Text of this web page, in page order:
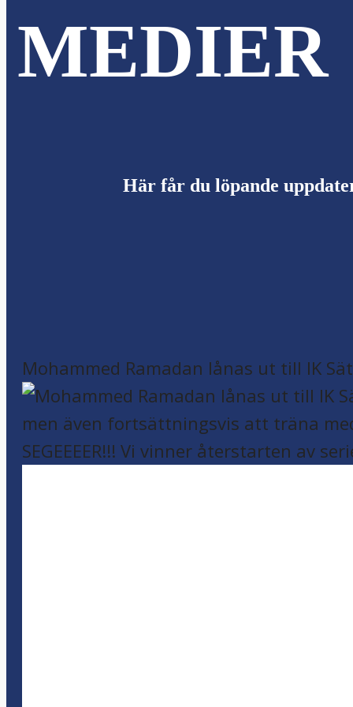
MEDIER
Här får du löpande
Mohammed Ramadan lånas ut till IK
SEGEEEER!!! Vi vinner återstarten av